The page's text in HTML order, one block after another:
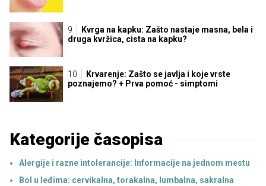
Kvrga na kapku: Zašto nastaje masna, bela i
druga kvržica, cista na kapku?
Krvarenje: Zašto se javlja i koje vrste
poznajemo? + Prva pomoć - simptomi
Kategorije časopisa
Alergije i razne intolerancije: Informacije na jednom mestu
Bol u leđima: cervikalna, torakalna, lumbalna, sakralna